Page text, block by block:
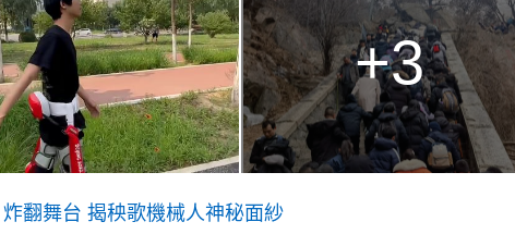
+3
翻舞台 揭秧歌機械人神秘面紗